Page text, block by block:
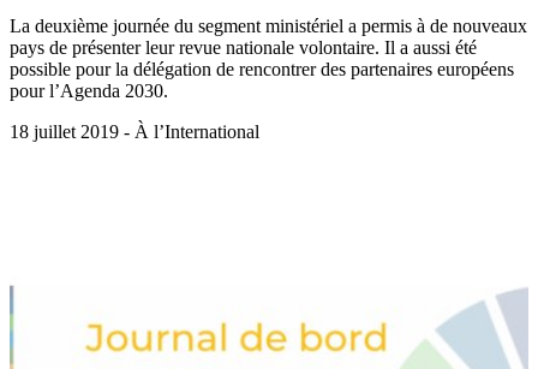
La deuxième journée du segment ministériel a permis à de nouveaux
pays de présenter leur revue nationale volontaire. Il a aussi été
possible pour la délégation de rencontrer des partenaires européens
pour l’Agenda 2030.
18 juillet 2019 - À l’International